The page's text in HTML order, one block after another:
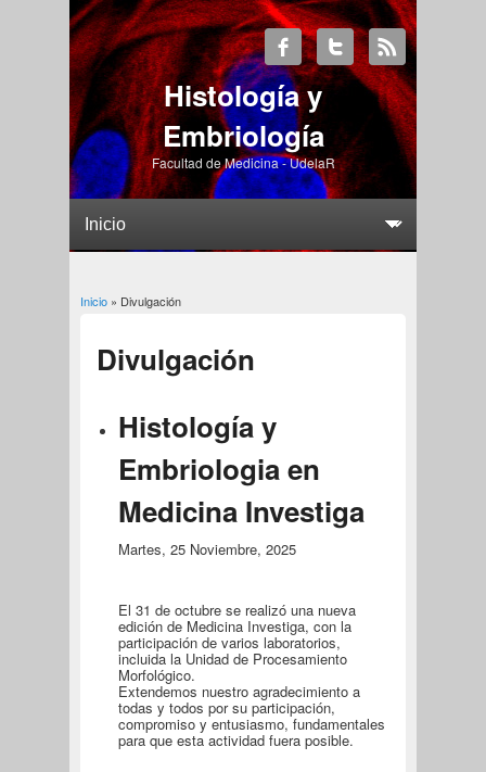
Histología y
Embriología
Facultad de Medicina - UdelaR
Usted está aquí
Inicio» Divulgación
Divulgación
Histología y
Embriologia en
Medicina Investiga
Martes, 25 Noviembre, 2025
El 31 de octubre se realizó una nueva
edición de Medicina Investiga, con la
participación de varios laboratorios,
incluida la Unidad de Procesamiento
Morfológico.
Extendemos nuestro agradecimiento a
todas y todos por su participación,
compromiso y entusiasmo, fundamentales
para que esta actividad fuera posible.